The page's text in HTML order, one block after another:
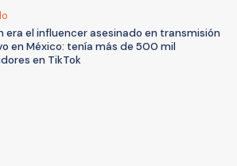
era el influencer asesinado en transmisión
en México: tenía más de 500 mil
en TikTok